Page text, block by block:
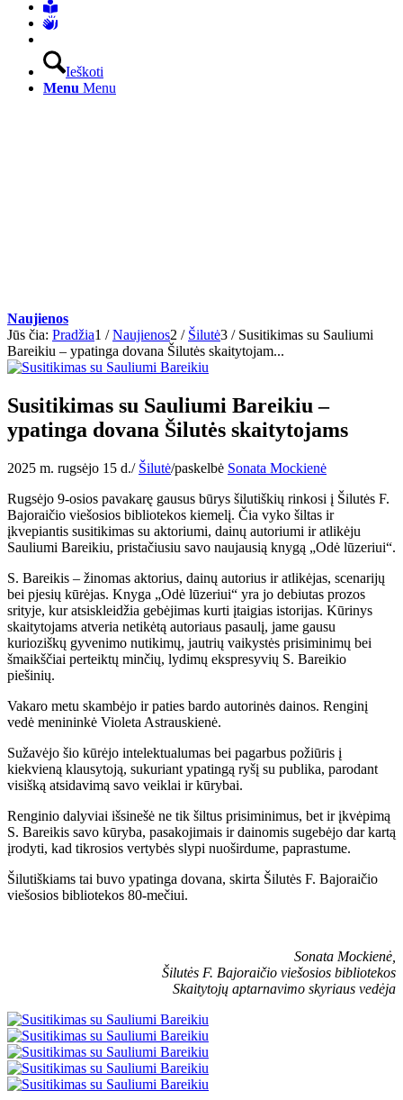
Ieškoti
Menu Menu
Naujienos
Jūs čia: Pradžia1 / Naujienos2 / Šilutė3 / Susitikimas su Sauliumi
Bareikiu – ypatinga dovana Šilutės skaitytojam...
Susitikimas su Sauliumi Bareikiu –
ypatinga dovana Šilutės skaitytojams
2025 m. rugsėjo 15 d./ Šilutė/paskelbė Sonata Mockienė
Rugsėjo 9-osios pavakarę gausus būrys šilutiškių rinkosi į Šilutės F.
Bajoraičio viešosios bibliotekos kiemelį. Čia vyko šiltas ir
įkvepiantis susitikimas su aktoriumi, dainų autoriumi ir atlikėju
Sauliumi Bareikiu, pristačiusiu savo naujausią knygą „Odė lūzeriui“.
S. Bareikis – žinomas aktorius, dainų autorius ir atlikėjas, scenarijų
bei pjesių kūrėjas. Knyga „Odė lūzeriui“ yra jo debiutas prozos
srityje, kur atsiskleidžia gebėjimas kurti įtaigias istorijas. Kūrinys
skaitytojams atveria netikėtą autoriaus pasaulį, jame gausu
kurioziškų gyvenimo nutikimų, jautrių vaikystės prisiminimų bei
šmaikščiai perteiktų minčių, lydimų ekspresyvių S. Bareikio
piešinių.
Vakaro metu skambėjo ir paties bardo autorinės dainos. Renginį
vedė menininkė Violeta Astrauskienė.
Sužavėjo šio kūrėjo intelektualumas bei pagarbus požiūris į
kiekvieną klausytoją, sukuriant ypatingą ryšį su publika, parodant
visišką atsidavimą savo veiklai ir kūrybai.
Renginio dalyviai išsinešė ne tik šiltus prisiminimus, bet ir įkvėpimą
S. Bareikis savo kūryba, pasakojimais ir dainomis sugebėjo dar kartą
įrodyti, kad tikrosios vertybės slypi nuoširdume, paprastume.
Šilutiškiams tai buvo ypatinga dovana, skirta Šilutės F. Bajoraičio
viešosios bibliotekos 80-mečiui.
Sonata Mockienė,
Šilutės F. Bajoraičio viešosios bibliotekos
Skaitytojų aptarnavimo skyriaus vedėja